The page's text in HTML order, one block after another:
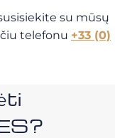
su mūsų
telefonu +33 (0)